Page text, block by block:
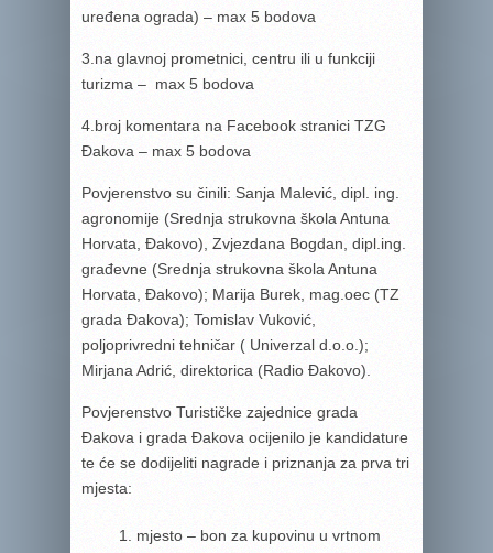
uređena ograda) – max 5 bodova
3.na glavnoj prometnici, centru ili u funkciji
turizma – max 5 bodova
4.broj komentara na Facebook stranici TZG
Đakova – max 5 bodova
Povjerenstvo su činili: Sanja Malević, dipl. ing.
agronomije (Srednja strukovna škola Antuna
Horvata, Đakovo), Zvjezdana Bogdan, dipl.ing.
građevne (Srednja strukovna škola Antuna
Horvata, Đakovo); Marija Burek, mag.oec (TZ
grada Đakova); Tomislav Vuković,
poljoprivredni tehničar ( Univerzal d.o.o.);
Mirjana Adrić, direktorica (Radio Đakovo).
Povjerenstvo Turističke zajednice grada
Đakova i grada Đakova ocijenilo je kandidature
te će se dodijeliti nagrade i priznanja za prva tri
mjesta:
mjesto – bon za kupovinu u vrtnom